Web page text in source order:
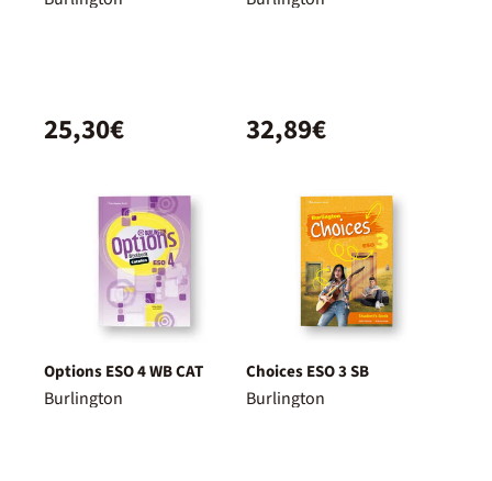
25,30€ 32,89€
Options ESO 4 WB CAT
Burlington
Choices ESO 3 SB
Burlington